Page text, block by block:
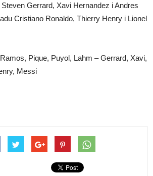
Gerrard, Xavi Hernandez i Andres
Cristiano Ronaldo, Thierry Henry i Lionel
Pique, Puyol, Lahm – Gerrard, Xavi,
Messi